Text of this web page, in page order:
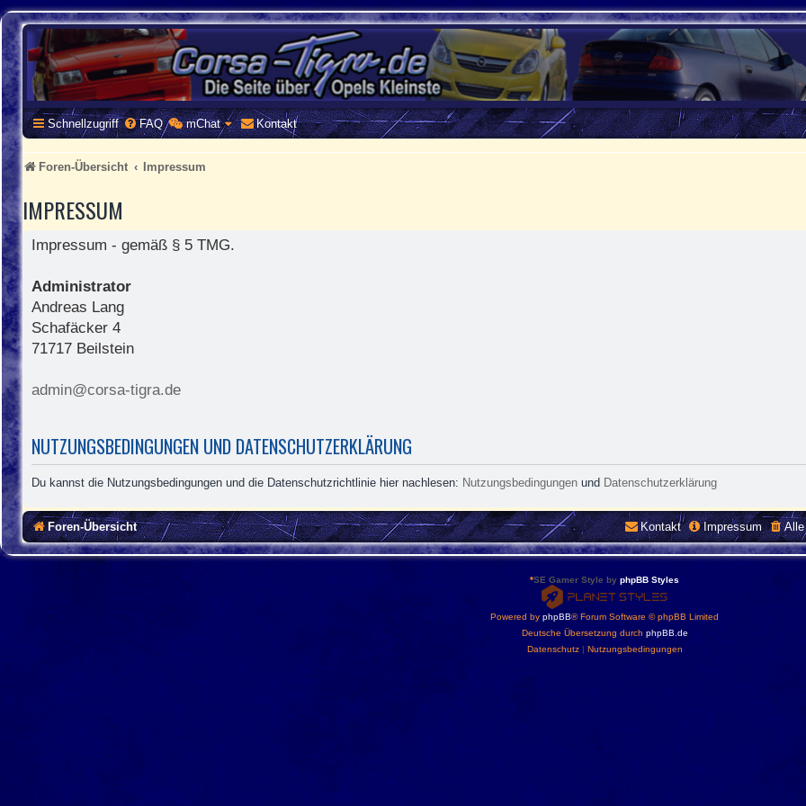
CORSA-TIGRA.DE
Homepage und Forum rund um Opel Corsa und Tigra
Schnellzugriff FAQ mChat Kontakt
Foren-Übersicht Impressum
IMPRESSUM
Impressum - gemäß § 5 TMG.
Administrator
Andreas Lang
Schafäcker 4
71717 Beilstein
admin@corsa-tigra.de
NUTZUNGSBEDINGUNGEN UND DATENSCHUTZERKLÄRUNG
Du kannst die Nutzungsbedingungen und die Datenschutzrichtlinie hier nachlesen: Nutzungsbedingungen und Datenschutzerklärung
Foren-Übersicht Impressum
Kontakt
*SE Gamer Style by phpBB Styles
Powered by phpBB® Forum Software © phpBB Limited
Deutsche Übersetzung durch phpBB.de
Datenschutz| Nutzungsbedingungen